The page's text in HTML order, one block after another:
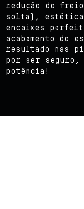
redução do
solta), estética,
encaixes
acabamento do
resultado nas
por ser seguro,
potência!